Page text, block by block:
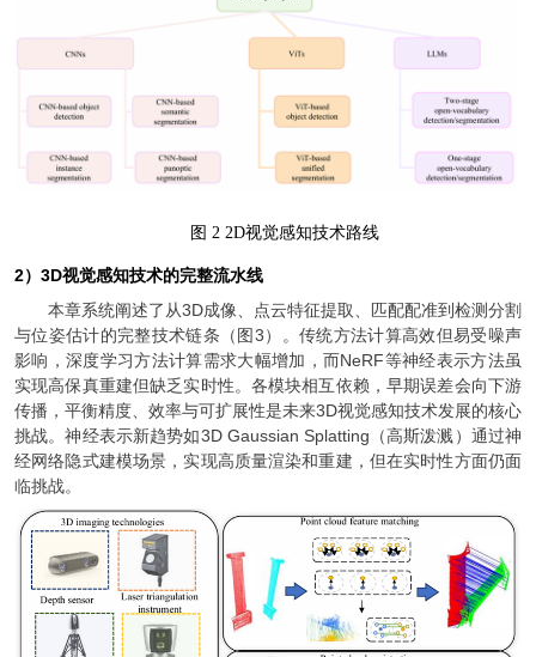
图 2 2D视觉感知技术路线
2）3D视觉感知技术的完整流水线
本章系统阐述了从3D成像、点云特征提取、匹配配准到检测分割
与位姿估计的完整技术链条（图3）。传统方法计算高效但易受噪声
影响，深度学习方法计算需求大幅增加，而NeRF等神经表示方法虽
实现高保真重建但缺乏实时性。各模块相互依赖，早期误差会向下游
传播，平衡精度、效率与可扩展性是未来3D视觉感知技术发展的核心
挑战。神经表示新趋势如3D Gaussian Splatting（高斯泼溅）通过神
经网络隐式建模场景，实现高质量渲染和重建，但在实时性方面仍面
临挑战。